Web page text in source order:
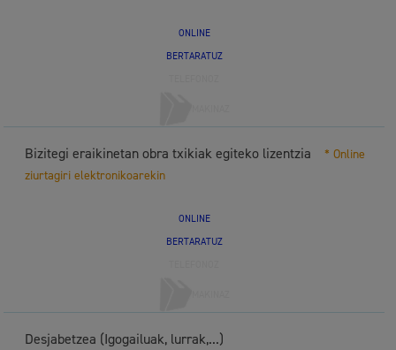
ONLINE
BERTARATUZ
Bizitegi eraikinetan obra txikiak egiteko lizentzia
* Online
ziurtagiri elektronikoarekin
ONLINE
BERTARATUZ
Desjabetzea (Igogailuak, lurrak,...)